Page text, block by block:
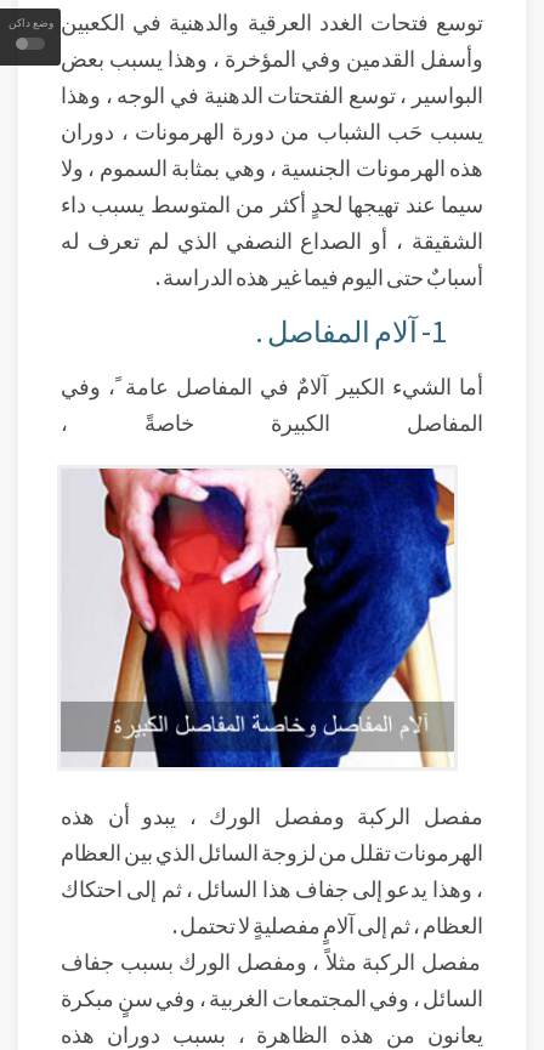
وضع داكن توسع فتحات الغدد العرقية والدهنية في الكعبين
وأسفل القدمين وفي المؤخرة ، وهذا يسبب بعض
البواسير ، توسع الفتحتات الدهنية في الوجه ، وهذا
يسبب حَب الشباب من دورة الهرمونات ، دوران
هذه الهرمونات الجنسية ، وهي بمثابة السموم ، ولا
سيما عند تهيجها لحدٍ أكثر من المتوسط يسبب داء
الشقيقة ، أو الصداع النصفي الذي لم تعرف له
أسبابٌ حتى اليوم فيما غير هذه الدراسة .
1- آلام المفاصل .
أما الشيء الكبير آلامٌ في المفاصل عامة ً، وفي
المفاصل الكبيرة خاصةً ،
مفصل الركبة ومفصل الورك ، يبدو أن هذه
الهرمونات تقلل من لزوجة السائل الذي بين العظام
، وهذا يدعو إلى جفاف هذا السائل ، ثم إلى احتكاك
العظام ، ثم إلى آلامٍ مفصليةٍ لا تحتمل .
مفصل الركبة مثلاً ، ومفصل الورك بسبب جفاف
السائل ، وفي المجتمعات الغربية ، وفي سنٍ مبكرة
يعانون من هذه الظاهرة ، بسبب دوران هذه